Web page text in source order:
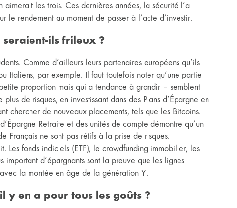
aimerait les trois. Ces dernières années, la sécurité l’a
le rendement au moment de passer à l’acte d’investir.
seraient-ils frileux ?
Comme d’ailleurs leurs partenaires européens qu’ils
Italiens, par exemple. Il faut toutefois noter qu’une partie
proportion mais qui a tendance à grandir – semblent
plus de risques, en investissant dans des Plans d’Épargne en
chercher de nouveaux placements, tels que les Bitcoins.
Retraite et des unités de compte démontre qu’un
Français ne sont pas rétifs à la prise de risques.
Les fonds indiciels (ETF), le crowdfunding immobilier, les
important d’épargnants sont la preuve que les lignes
la montée en âge de la génération Y.
y en a pour tous les goûts ?